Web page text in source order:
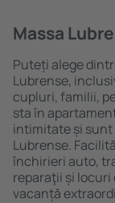
Massa
Puteți alege
Lubrense,
cupluri, familii,
sta în
intimitate și
Lubrense.
închirieri auto,
reparaţii și locuri
vacanță